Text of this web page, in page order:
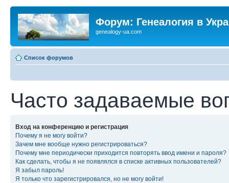
Форум: Генеалогия в
genealogy-ua.com
Список форумов
Часто задаваемые
Вход на конференцию и регистрация
Почему я не могу войти?
Зачем мне вообще нужно регистрироваться?
Почему мне периодически приходится повторять ввод имени и пароля?
Как сделать, чтобы я не появлялся в списке активных пользователей?
Я забыл пароль!
Я только что зарегистрировался, но не могу войти!